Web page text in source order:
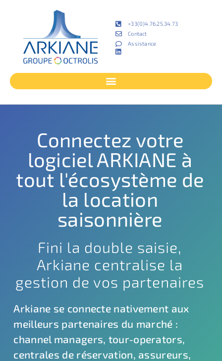
+33(0)4.76.25.34.73
Contact
Assistance
Connectez votre
logiciel ARKIANE à
tout l'écosystème de
la location
saisonnière
Fini la double saisie,
Arkiane centralise la
gestion de vos partenaires
Arkiane se connecte nativement aux
meilleurs partenaires du marché :
channel managers, tour-operators,
centrales de réservation, assureurs,